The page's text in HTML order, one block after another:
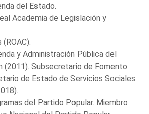
del Estado.
Academia de Legislación y
y Administración Pública del
(2011). Subsecretario de Fomento
de Estado de Servicios Sociales
del Partido Popular. Miembro